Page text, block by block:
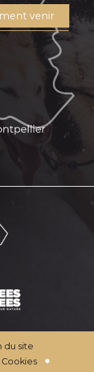
venir
du site
Cookies